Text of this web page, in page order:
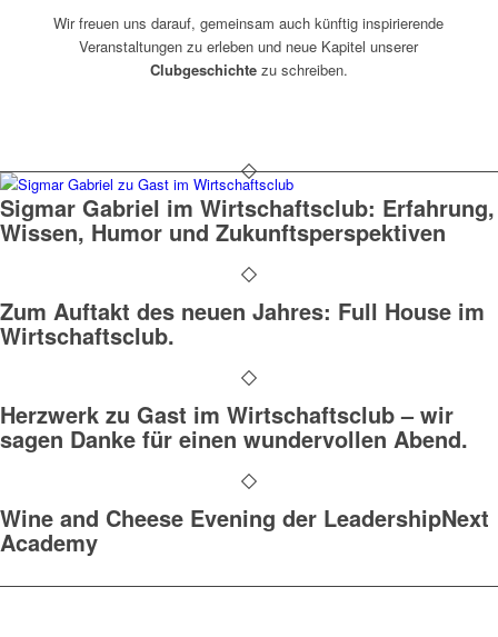
Wir freuen uns darauf, gemeinsam auch künftig inspirierende
Veranstaltungen zu erleben und neue Kapitel unserer
Clubgeschichtezu schreiben.
Sigmar Gabriel im Wirtschaftsclub: Erfahrung,
Wissen, Humor und Zukunftsperspektiven
Zum Auftakt des neuen Jahres: Full House im
Wirtschaftsclub.
Herzwerk zu Gast im Wirtschaftsclub – wir
sagen Danke für einen wundervollen Abend.
Wine and Cheese Evening der LeadershipNext
Academy